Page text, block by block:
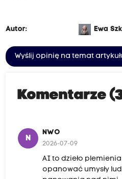
Autor: Ewa
Wyślij opinię na temat
Komentarze
N
NWO
2026-07-09
AI to dzieło
opanować umysły